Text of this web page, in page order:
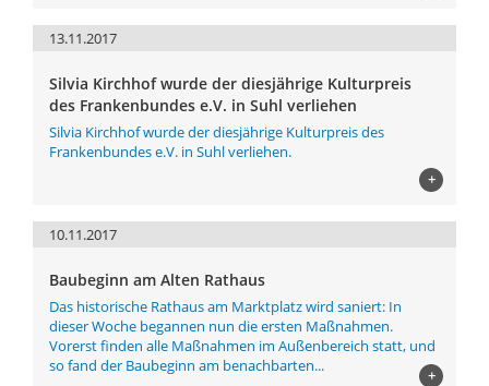
13.11.2017
Silvia Kirchhof wurde der diesjährige Kulturpreis
des Frankenbundes e.V. in Suhl verliehen
Silvia Kirchhof wurde der diesjährige Kulturpreis des
Frankenbundes e.V. in Suhl verliehen.
+
10.11.2017
Baubeginn am Alten Rathaus
Das historische Rathaus am Marktplatz wird saniert: In
dieser Woche begannen nun die ersten Maßnahmen.
Vorerst finden alle Maßnahmen im Außenbereich statt, und
so fand der Baubeginn am benachbarten...
+